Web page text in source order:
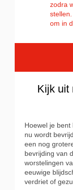
zodra
stellen.
om in
Kijk uit
Hoewel je
nu wordt
een nog
bevrijding van
worstelingen
eeuwige
verdriet of